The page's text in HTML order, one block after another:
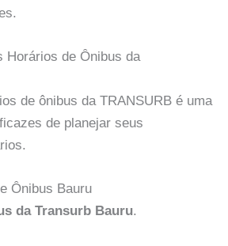
Horários de Ônibus da
de ônibus da TRANSURB é uma
de planejar seus
Ônibus Bauru
da Transurb Bauru.